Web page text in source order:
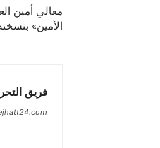
معالي أمين
الأمين» بنسخته
فريق